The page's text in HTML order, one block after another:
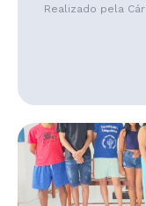
Realizado pela